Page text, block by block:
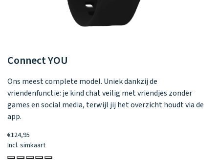
ConnectYOU
Ons meest complete model. Uniek dankzij de
vriendenfunctie: je kind chat veilig met vriendjes zonder
games en social media, terwijl jij het overzicht houdt via de
app.
€124,95
Incl. simkaart